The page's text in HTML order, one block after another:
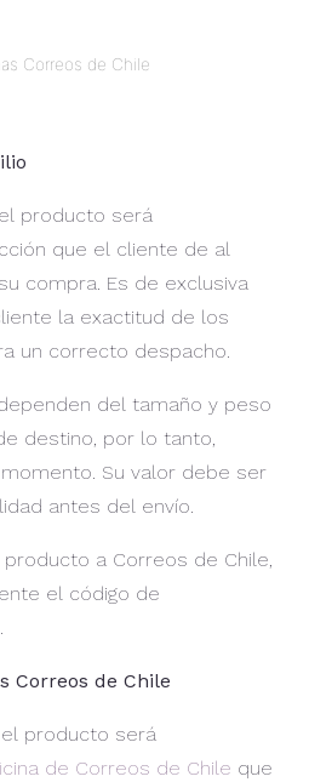
Correos de Chile
producto será
que el cliente de al
compra. Es de exclusiva
la exactitud de los
un correcto despacho.
del tamaño y peso
destino, por lo tanto,
Su valor debe ser
antes del envío.
a Correos de Chile,
el código de
Correos de Chile
producto será
de Correos de Chile que